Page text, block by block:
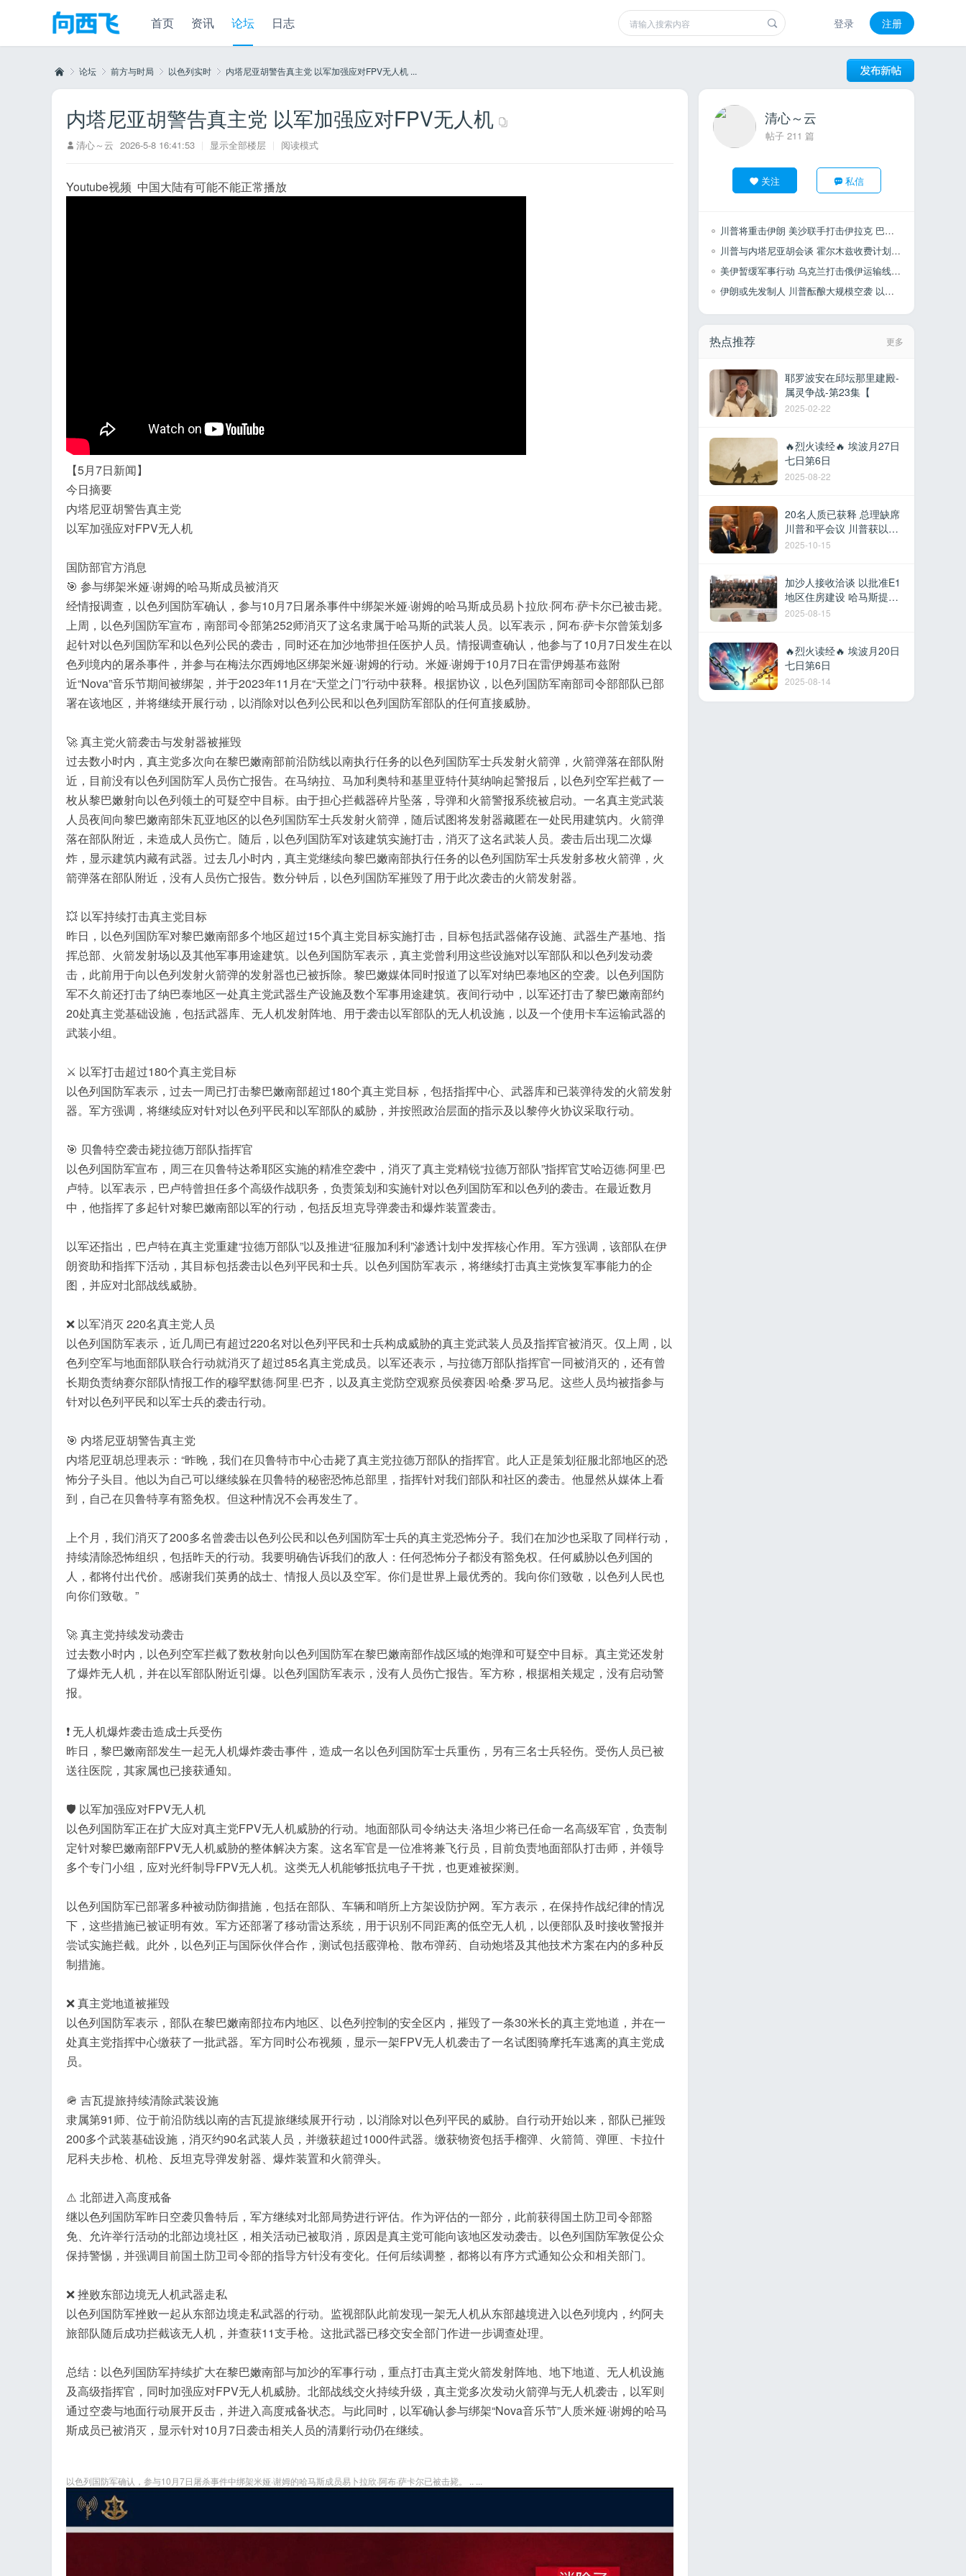
首页 资讯 论坛 日志 登录 注册
»
论坛
›
前方与时局
›
以色列实时
›
内塔尼亚胡警告真主党 以军加强应对FPV无人机 ...
内塔尼亚胡警告真主党 以军加强应对FPV无人机
清心～云 2026-5-8 16:41:53 | 显示全部楼层 | 阅读模式
Youtube视频 中国大陆有可能不能正常播放
【5月7日新闻】
今日摘要
内塔尼亚胡警告真主党
以军加强应对FPV无人机
国防部官方消息
🎯 参与绑架米娅·谢姆的哈马斯成员被消灭
经情报调查，以色列国防军确认，参与10月7日屠杀事件中绑架米娅·谢姆的哈马斯成员易卜拉欣·阿布·萨卡尔已被击毙。
上周，以色列国防军宣布，南部司令部第252师消灭了这名隶属于哈马斯的武装人员。以军表示，阿布·萨卡尔曾策划多
起针对以色列国防军和以色列公民的袭击，同时还在加沙地带担任医护人员。情报调查确认，他参与了10月7日发生在以
色列境内的屠杀事件，并参与在梅法尔西姆地区绑架米娅·谢姆的行动。米娅·谢姆于10月7日在雷伊姆基布兹附
近“Nova”音乐节期间被绑架，并于2023年11月在“天堂之门”行动中获释。根据协议，以色列国防军南部司令部部队已部
署在该地区，并将继续开展行动，以消除对以色列公民和以色列国防军部队的任何直接威胁。
🚀 真主党火箭袭击与发射器被摧毁
过去数小时内，真主党多次向在黎巴嫩南部前沿防线以南执行任务的以色列国防军士兵发射火箭弹，火箭弹落在部队附
近，目前没有以色列国防军人员伤亡报告。在马纳拉、马加利奥特和基里亚特什莫纳响起警报后，以色列空军拦截了一
枚从黎巴嫩射向以色列领土的可疑空中目标。由于担心拦截器碎片坠落，导弹和火箭警报系统被启动。一名真主党武装
人员夜间向黎巴嫩南部朱瓦亚地区的以色列国防军士兵发射火箭弹，随后试图将发射器藏匿在一处民用建筑内。火箭弹
落在部队附近，未造成人员伤亡。随后，以色列国防军对该建筑实施打击，消灭了这名武装人员。袭击后出现二次爆
炸，显示建筑内藏有武器。过去几小时内，真主党继续向黎巴嫩南部执行任务的以色列国防军士兵发射多枚火箭弹，火
箭弹落在部队附近，没有人员伤亡报告。数分钟后，以色列国防军摧毁了用于此次袭击的火箭发射器。
💥 以军持续打击真主党目标
昨日，以色列国防军对黎巴嫩南部多个地区超过15个真主党目标实施打击，目标包括武器储存设施、武器生产基地、指
挥总部、火箭发射场以及其他军事用途建筑。以色列国防军表示，真主党曾利用这些设施对以军部队和以色列发动袭
击，此前用于向以色列发射火箭弹的发射器也已被拆除。黎巴嫩媒体同时报道了以军对纳巴泰地区的空袭。以色列国防
军不久前还打击了纳巴泰地区一处真主党武器生产设施及数个军事用途建筑。夜间行动中，以军还打击了黎巴嫩南部约
20处真主党基础设施，包括武器库、无人机发射阵地、用于袭击以军部队的无人机设施，以及一个使用卡车运输武器的
武装小组。
⚔️ 以军打击超过180个真主党目标
以色列国防军表示，过去一周已打击黎巴嫩南部超过180个真主党目标，包括指挥中心、武器库和已装弹待发的火箭发射
器。军方强调，将继续应对针对以色列平民和以军部队的威胁，并按照政治层面的指示及以黎停火协议采取行动。
🎯 贝鲁特空袭击毙拉德万部队指挥官
以色列国防军宣布，周三在贝鲁特达希耶区实施的精准空袭中，消灭了真主党精锐“拉德万部队”指挥官艾哈迈德·阿里·巴
卢特。以军表示，巴卢特曾担任多个高级作战职务，负责策划和实施针对以色列国防军和以色列的袭击。在最近数月
中，他指挥了多起针对黎巴嫩南部以军的行动，包括反坦克导弹袭击和爆炸装置袭击。
以军还指出，巴卢特在真主党重建“拉德万部队”以及推进“征服加利利”渗透计划中发挥核心作用。军方强调，该部队在伊
朗资助和指挥下活动，其目标包括袭击以色列平民和士兵。以色列国防军表示，将继续打击真主党恢复军事能力的企
图，并应对北部战线威胁。
❌ 以军消灭 220名真主党人员
以色列国防军表示，近几周已有超过220名对以色列平民和士兵构成威胁的真主党武装人员及指挥官被消灭。仅上周，以
色列空军与地面部队联合行动就消灭了超过85名真主党成员。以军还表示，与拉德万部队指挥官一同被消灭的，还有曾
长期负责纳赛尔部队情报工作的穆罕默德·阿里·巴齐，以及真主党防空观察员侯赛因·哈桑·罗马尼。这些人员均被指参与
针对以色列平民和以军士兵的袭击行动。
🎯 内塔尼亚胡警告真主党
内塔尼亚胡总理表示：“昨晚，我们在贝鲁特市中心击毙了真主党拉德万部队的指挥官。此人正是策划征服北部地区的恐
怖分子头目。他以为自己可以继续躲在贝鲁特的秘密恐怖总部里，指挥针对我们部队和社区的袭击。他显然从媒体上看
到，自己在贝鲁特享有豁免权。但这种情况不会再发生了。
上个月，我们消灭了200多名曾袭击以色列公民和以色列国防军士兵的真主党恐怖分子。我们在加沙也采取了同样行动，
持续清除恐怖组织，包括昨天的行动。我要明确告诉我们的敌人：任何恐怖分子都没有豁免权。任何威胁以色列国的
人，都将付出代价。感谢我们英勇的战士、情报人员以及空军。你们是世界上最优秀的。我向你们致敬，以色列人民也
向你们致敬。”
🚀 真主党持续发动袭击
过去数小时内，以色列空军拦截了数枚射向以色列国防军在黎巴嫩南部作战区域的炮弹和可疑空中目标。真主党还发射
了爆炸无人机，并在以军部队附近引爆。以色列国防军表示，没有人员伤亡报告。军方称，根据相关规定，没有启动警
报。
❗️ 无人机爆炸袭击造成士兵受伤
昨日，黎巴嫩南部发生一起无人机爆炸袭击事件，造成一名以色列国防军士兵重伤，另有三名士兵轻伤。受伤人员已被
送往医院，其家属也已接获通知。
🛡️ 以军加强应对FPV无人机
以色列国防军正在扩大应对真主党FPV无人机威胁的行动。地面部队司令纳达夫·洛坦少将已任命一名高级军官，负责制
定针对黎巴嫩南部FPV无人机威胁的整体解决方案。这名军官是一位准将兼飞行员，目前负责地面部队打击师，并领导
多个专门小组，应对光纤制导FPV无人机。这类无人机能够抵抗电子干扰，也更难被探测。
以色列国防军已部署多种被动防御措施，包括在部队、车辆和哨所上方架设防护网。军方表示，在保持作战纪律的情况
下，这些措施已被证明有效。军方还部署了移动雷达系统，用于识别不同距离的低空无人机，以便部队及时接收警报并
尝试实施拦截。此外，以色列正与国际伙伴合作，测试包括霰弹枪、散布弹药、自动炮塔及其他技术方案在内的多种反
制措施。
❌ 真主党地道被摧毁
以色列国防军表示，部队在黎巴嫩南部拉布内地区、以色列控制的安全区内，摧毁了一条30米长的真主党地道，并在一
处真主党指挥中心缴获了一批武器。军方同时公布视频，显示一架FPV无人机袭击了一名试图骑摩托车逃离的真主党成
员。
🪖 吉瓦提旅持续清除武装设施
隶属第91师、位于前沿防线以南的吉瓦提旅继续展开行动，以消除对以色列平民的威胁。自行动开始以来，部队已摧毁
200多个武装基础设施，消灭约90名武装人员，并缴获超过1000件武器。缴获物资包括手榴弹、火箭筒、弹匣、卡拉什
尼科夫步枪、机枪、反坦克导弹发射器、爆炸装置和火箭弹头。
⚠️ 北部进入高度戒备
继以色列国防军昨日空袭贝鲁特后，军方继续对北部局势进行评估。作为评估的一部分，此前获得国土防卫司令部豁
免、允许举行活动的北部边境社区，相关活动已被取消，原因是真主党可能向该地区发动袭击。以色列国防军敦促公众
保持警惕，并强调目前国土防卫司令部的指导方针没有变化。任何后续调整，都将以有序方式通知公众和相关部门。
❌ 挫败东部边境无人机武器走私
以色列国防军挫败一起从东部边境走私武器的行动。监视部队此前发现一架无人机从东部越境进入以色列境内，约阿夫
旅部队随后成功拦截该无人机，并查获11支手枪。这批武器已移交安全部门作进一步调查处理。
总结：以色列国防军持续扩大在黎巴嫩南部与加沙的军事行动，重点打击真主党火箭发射阵地、地下地道、无人机设施
及高级指挥官，同时加强应对FPV无人机威胁。北部战线交火持续升级，真主党多次发动火箭弹与无人机袭击，以军则
通过空袭与地面行动展开反击，并进入高度戒备状态。与此同时，以军确认参与绑架“Nova音乐节”人质米娅·谢姆的哈马
斯成员已被消灭，显示针对10月7日袭击相关人员的清剿行动仍在继续。
以色列国防军确认，参与10月7日屠杀事件中绑架米娅·谢姆的哈马斯成员易卜拉欣·阿布·萨卡尔已被击毙。 .. ...
清心～云
帖子 211 篇
关注 私信
川普将重击伊朗 美沙联手打击伊拉克 巴列维展望以伊关系 扎米尔表示扩大兵力
川普与内塔尼亚胡会谈 霍尔木兹收费计划 土耳其干预以色列选举
美伊暂缓军事行动 乌克兰打击俄伊运输线 叙利亚寻求安全协议 土耳其不具备采购F35
伊朗或先发制人 川普酝酿大规模空袭 以军反恐行动 哈马斯遭重创 全国进入战备
热点推荐 更多
耶罗波安在邱坛那里建殿-
属灵争战-第23集【
2025-02-22
🔥烈火读经🔥 埃波月27日
七日第6日
2025-08-22
20名人质已获释 总理缺席
川普和平会议 川普获以色
列最高荣誉 多国参加沙姆
2025-10-15
加沙人接收洽谈 以批准E1
地区住房建设 哈马斯提议
撤军换取停火 以军在黎建
2025-08-15
🔥烈火读经🔥 埃波月20日
七日第6日
2025-08-14